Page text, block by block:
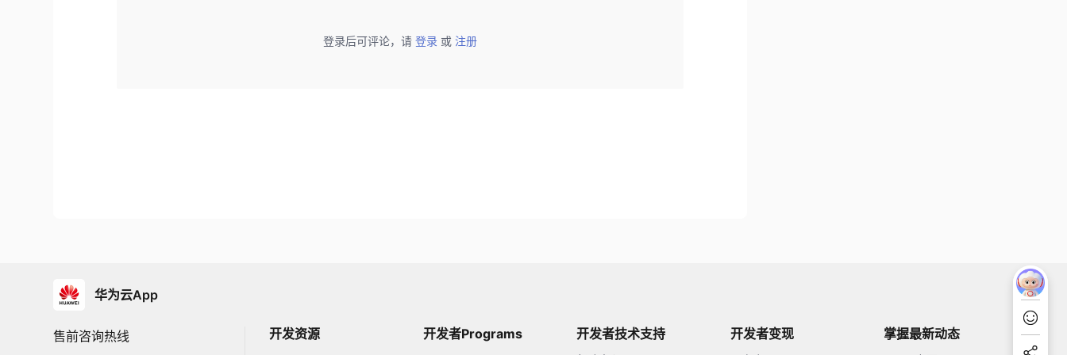
登录后可评论，请 登录 或 注册
华为云App
售前咨询热线 开发资源 开发者Programs 开发者技术支持 开发者变现 掌握最新动态